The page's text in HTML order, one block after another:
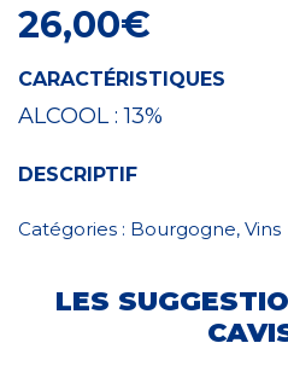
26,00€
CARACTÉRISTIQUES
ALCOOL :13%
DESCRIPTIF
Catégories : Bourgogne, Vins
LES